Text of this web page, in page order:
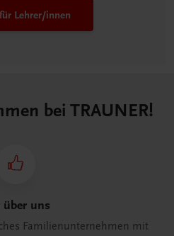
Lehrer/innen
bei TRAUNER!
über uns
Familienunternehmen mit